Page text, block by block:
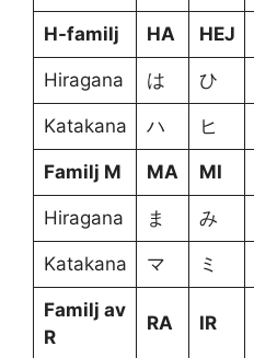
H-familj HA HEJ
Hiragana は ひ
Katakana ハ ヒ
Familj M MA MI
Hiragana ま み
Katakana マ ミ
Familj av
R
RA IR